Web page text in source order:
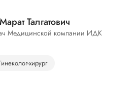
Талгатович
Медицинской компании ИДК
хирург